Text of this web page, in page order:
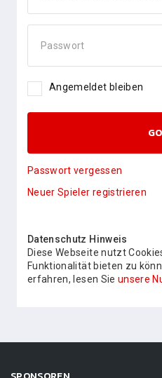
Passwort
Angemeldet bleiben
Passwort vergessen
Neuer Spieler registrieren
Datenschutz Hinweis
Diese Webseite nutzt
Funktionalität bieten zu
erfahren, lesen Sie unsere